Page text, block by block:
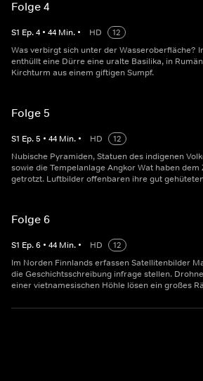
Folge 4
S1 Ep.4 • 44 Min. • HD
12
Was verbirgt sich unter der Wasseroberfläche?
enthüllt eine Dürre eine uralte Basilika, in
Kirchturm aus einem giftigen Sumpf.
Folge 5
S1 Ep.5 • 44 Min. • HD
12
Nubische Pyramiden, Statuen des indigenen
sowie die Tempelanlage Angkor Wat haben dem
getrotzt. Luftbilder offenbaren ihre gut
Folge 6
S1 Ep.6 • 44 Min. • HD
12
Im Norden Finnlands erfassen Satellitenbilder
die Geschichtsschreibung infrage stellen.
einer vietnamesischen Höhle lösen ein großes